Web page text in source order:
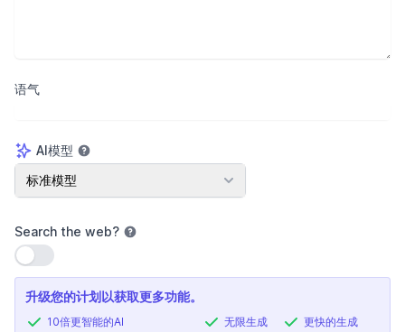
语气
AI模型
AI模型
标准模型
Search the web?
使用设置
升级您的计划以获取更多功能。
10倍更智能的AI
无限生成 更快的生成